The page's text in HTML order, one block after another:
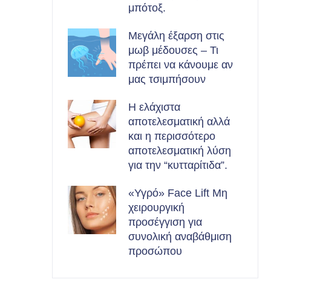
μπότοξ.
Μεγάλη έξαρση στις
μωβ μέδουσες – Τι
πρέπει να κάνουμε αν
μας τσιμπήσουν
Η ελάχιστα
αποτελεσματική αλλά
και η περισσότερο
αποτελεσματική λύση
για την “κυτταρίτιδα”.
«Υγρό» Face Lift Μη
χειρουργική
προσέγγιση για
συνολική αναβάθμιση
προσώπου